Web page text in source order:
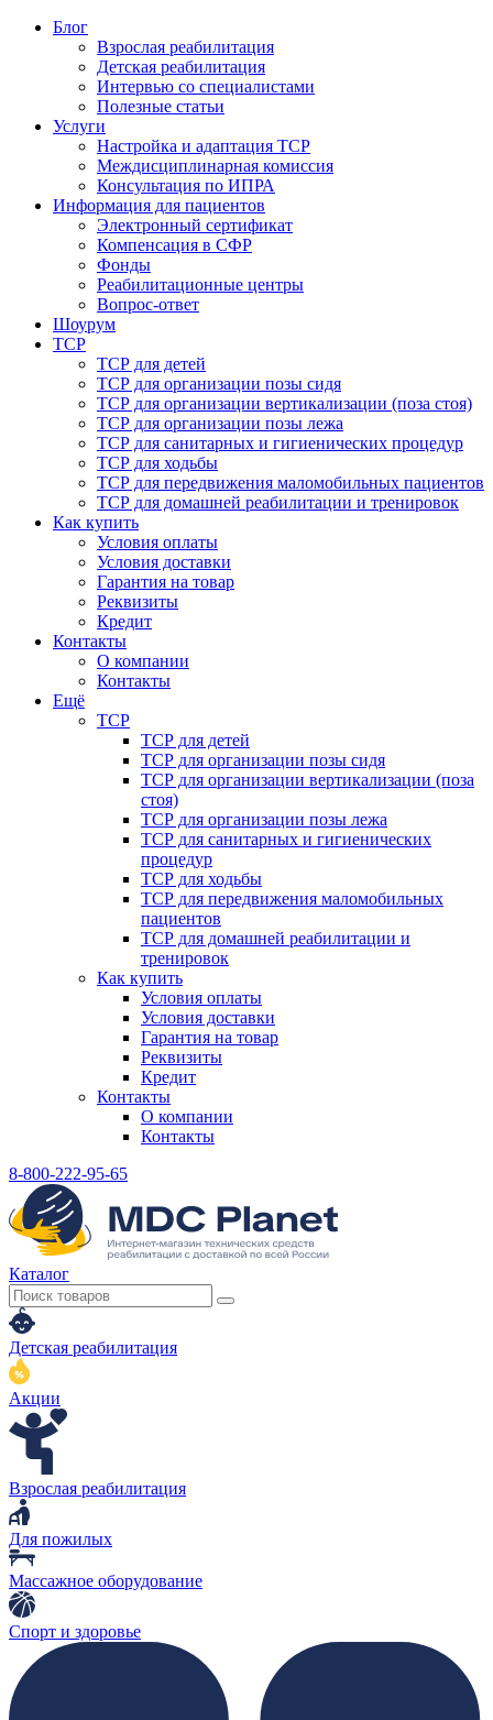
Блог
Взрослая реабилитация
Детская реабилитация
Интервью со специалистами
Полезные статьи
Услуги
Настройка и адаптация ТСР
Междисциплинарная комиссия
Консультация по ИПРА
Информация для пациентов
Электронный сертификат
Компенсация в СФР
Фонды
Реабилитационные центры
Вопрос-ответ
Шоурум
ТСР
ТСР для детей
ТСР для организации позы сидя
ТСР для организации вертикализации (поза стоя)
ТСР для организации позы лежа
ТСР для санитарных и гигиенических процедур
ТСР для ходьбы
ТСР для передвижения маломобильных пациентов
ТСР для домашней реабилитации и тренировок
Как купить
Условия оплаты
Условия доставки
Гарантия на товар
Реквизиты
Кредит
Контакты
О компании
Контакты
Ещё
ТСР
ТСР для детей
ТСР для организации позы сидя
ТСР для организации вертикализации (поза
стоя)
ТСР для организации позы лежа
ТСР для санитарных и гигиенических
процедур
ТСР для ходьбы
ТСР для передвижения маломобильных
пациентов
ТСР для домашней реабилитации и
тренировок
Как купить
Условия оплаты
Условия доставки
Гарантия на товар
Реквизиты
Кредит
Контакты
О компании
Контакты
8-800-222-95-65
Каталог
Детская реабилитация
Акции
Взрослая реабилитация
Для пожилых
Массажное оборудование
Спорт и здоровье